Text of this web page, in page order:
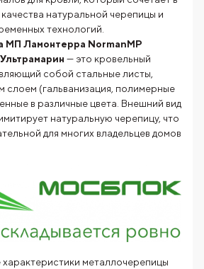
натуральной черепицы и
технологий.
МП Ламонтерра NormanMP
— это кровельный
собой стальные листы,
слоем (гальванизация, полимерные
в различные цвета. Внешний вид
натуральную черепицу, что
для многих владельцев домов
металлочерепицы